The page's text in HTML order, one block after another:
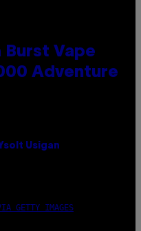
Burst Vape
Adventure
Usigan
GETTY IMAGES